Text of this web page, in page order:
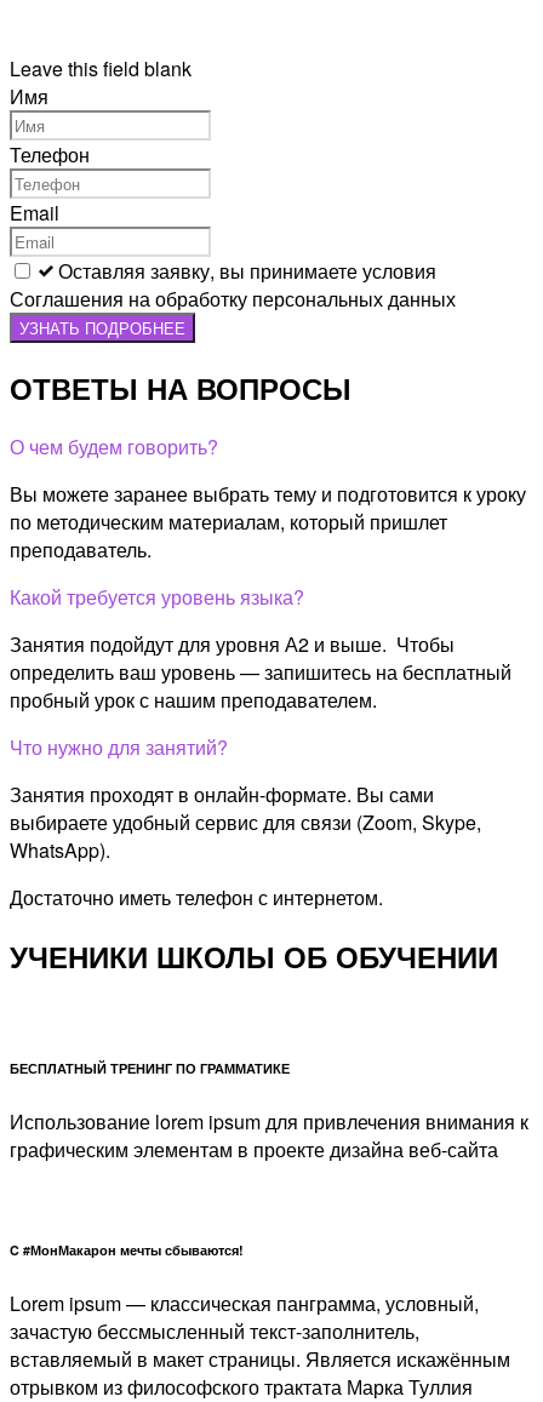
Leave this field blank
Имя
Телефон
Email
Оставляя заявку, вы принимаете условия
Соглашения на обработку персональных данных
УЗНАТЬ ПОДРОБНЕЕ
ОТВЕТЫ НА ВОПРОСЫ
О чем будем говорить?
Вы можете заранее выбрать тему и подготовится к уроку
по методическим материалам, который пришлет
преподаватель.
Какой требуется уровень языка?
Занятия подойдут для уровня А2 и выше. Чтобы
определить ваш уровень — запишитесь на бесплатный
пробный урок с нашим преподавателем.
Что нужно для занятий?
Занятия проходят в онлайн-формате. Вы сами
выбираете удобный сервис для связи (Zoom, Skype,
WhatsApp).
Достаточно иметь телефон с интернетом.
УЧЕНИКИ ШКОЛЫ ОБ ОБУЧЕНИИ
БЕСПЛАТНЫЙ ТРЕНИНГ ПО ГРАММАТИКЕ
Использование lorem ipsum для привлечения внимания к
графическим элементам в проекте дизайна веб-сайта
C #МонМакарон мечты сбываются!
Lorem ipsum — классическая панграмма, условный,
зачастую бессмысленный текст-заполнитель,
вставляемый в макет страницы. Является искажённым
отрывком из философского трактата Марка Туллия